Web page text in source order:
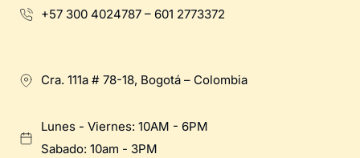
+57 300 4024787 – 601 2773372
Cra. 111a # 78-18, Bogotá – Colombia
Lunes - Viernes: 10AM - 6PM
Sabado: 10am - 3PM